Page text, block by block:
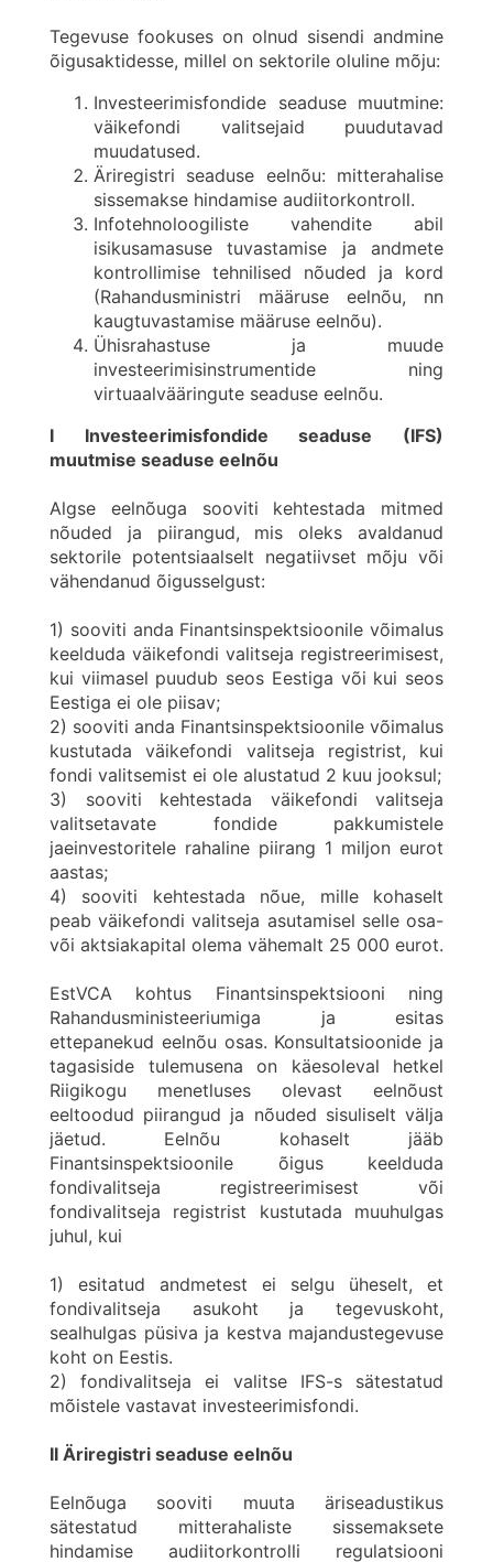
Tegevuse fookuses on olnud sisendi andmine
õigusaktidesse, millel on sektorile oluline mõju:
Investeerimisfondide seaduse muutmine:
väikefondi valitsejaid puudutavad
muudatused.
Äriregistri seaduse eelnõu: mitterahalise
sissemakse hindamise audiitorkontroll.
Infotehnoloogiliste vahendite abil
isikusamasuse tuvastamise ja andmete
kontrollimise tehnilised nõuded ja kord
(Rahandusministri määruse eelnõu, nn
kaugtuvastamise määruse eelnõu).
Ühisrahastuse ja muude
investeerimisinstrumentide ning
virtuaalvääringute seaduse eelnõu.
I Investeerimisfondide seaduse (IFS)
muutmise seaduse eelnõu
Algse eelnõuga sooviti kehtestada mitmed
nõuded ja piirangud, mis oleks avaldanud
sektorile potentsiaalselt negatiivset mõju või
vähendanud õigusselgust:
1) sooviti anda Finantsinspektsioonile võimalus
keelduda väikefondi valitseja registreerimisest,
kui viimasel puudub seos Eestiga või kui seos
Eestiga ei ole piisav;
2) sooviti anda Finantsinspektsioonile võimalus
kustutada väikefondi valitseja registrist, kui
fondi valitsemist ei ole alustatud 2 kuu jooksul;
3) sooviti kehtestada väikefondi valitseja
valitsetavate fondide pakkumistele
jaeinvestoritele rahaline piirang 1 miljon eurot
aastas;
4) sooviti kehtestada nõue, mille kohaselt
peab väikefondi valitseja asutamisel selle osa-
või aktsiakapital olema vähemalt 25 000 eurot.
EstVCA kohtus Finantsinspektsiooni ning
Rahandusministeeriumiga ja esitas
ettepanekud eelnõu osas. Konsultatsioonide ja
tagasiside tulemusena on käesoleval hetkel
Riigikogu menetluses olevast eelnõust
eeltoodud piirangud ja nõuded sisuliselt välja
jäetud. Eelnõu kohaselt jääb
Finantsinspektsioonile õigus keelduda
fondivalitseja registreerimisest või
fondivalitseja registrist kustutada muuhulgas
juhul, kui
1) esitatud andmetest ei selgu üheselt, et
fondivalitseja asukoht ja tegevuskoht,
sealhulgas püsiva ja kestva majandustegevuse
koht on Eestis.
2) fondivalitseja ei valitse IFS-s sätestatud
mõistele vastavat investeerimisfondi.
II Äriregistri seaduse eelnõu
Eelnõuga sooviti muuta äriseadustikus
sätestatud mitterahaliste sissemaksete
hindamise audiitorkontrolli regulatsiooni